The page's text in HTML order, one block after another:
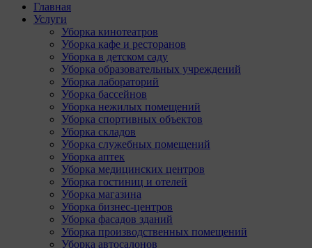
Главная
Услуги
Уборка кинотеатров
Уборка кафе и ресторанов
Уборка в детском саду
Уборка образовательных учреждений
Уборка лабораторий
Уборка бассейнов
Уборка нежилых помещений
Уборка спортивных объектов
Уборка складов
Уборка служебных помещений
Уборка аптек
Уборка медицинских центров
Уборка гостиниц и отелей
Уборка магазина
Уборка бизнес-центров
Уборка фасадов зданий
Уборка производственных помещений
Уборка автосалонов